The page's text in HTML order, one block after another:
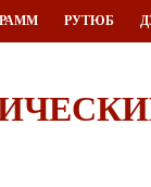
РУТЮБ